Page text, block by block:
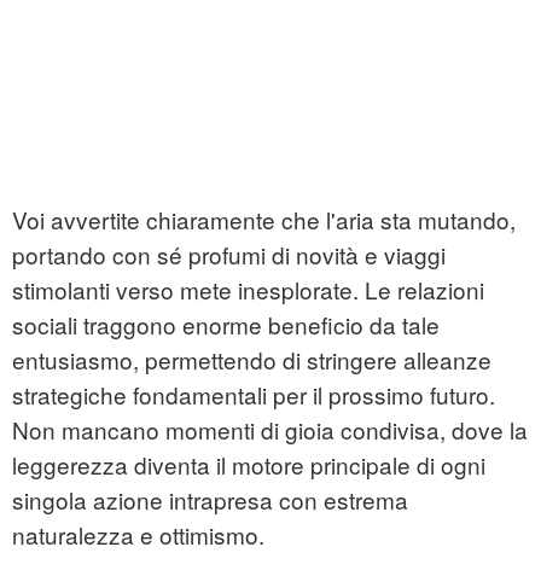
Voi avvertite chiaramente che l'aria sta mutando,
portando con sé profumi di novità e viaggi
stimolanti verso mete inesplorate. Le relazioni
sociali traggono enorme beneficio da tale
entusiasmo, permettendo di stringere alleanze
strategiche fondamentali per il prossimo futuro.
Non mancano momenti di gioia condivisa, dove la
leggerezza diventa il motore principale di ogni
singola azione intrapresa con estrema
naturalezza e ottimismo.